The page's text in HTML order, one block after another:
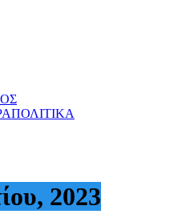
2023